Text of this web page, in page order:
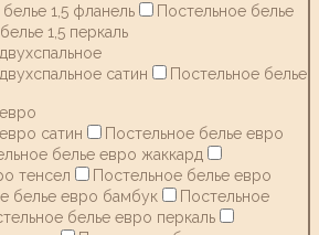
1,5 фланель
Постельное белье
1,5 перкаль
сатин
Постельное белье
сатин
Постельное белье евро
белье евро жаккард
тенсел
Постельное белье евро
белье евро бамбук
Постельное
белье евро перкаль